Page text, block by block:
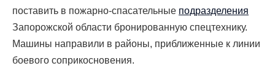
поставить в пожарно-спасательные подразделения
Запорожской области бронированную спецтехнику.
Машины направили в районы, приближенные к линии
боевого соприкосновения.